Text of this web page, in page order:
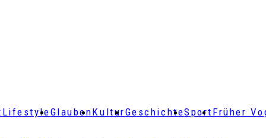
LifestyleGlaubenKulturGeschichteSport Früher